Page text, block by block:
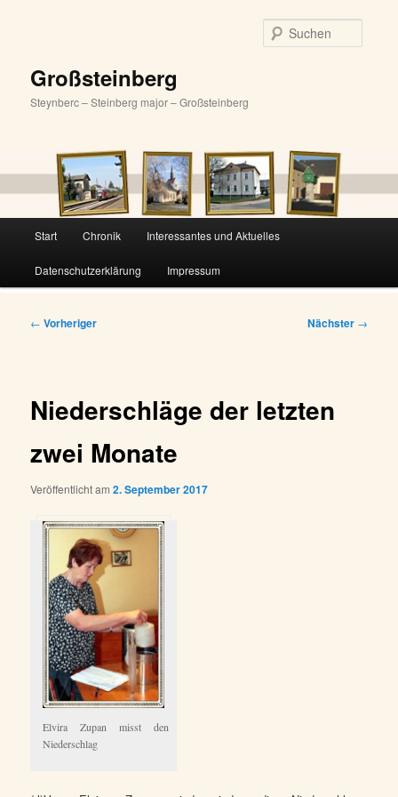
Großsteinberg
Steynberc – Steinberg major – Großsteinberg
Start Chronik Interessantes und Aktuelles
Datenschutzerklärung Impressum
Beitragsnavigation
← Vorheriger Nächster →
Niederschläge der letzten
zwei Monate
Veröffentlicht am2. September 2017
Elvira Zupan misst den
Niederschlag